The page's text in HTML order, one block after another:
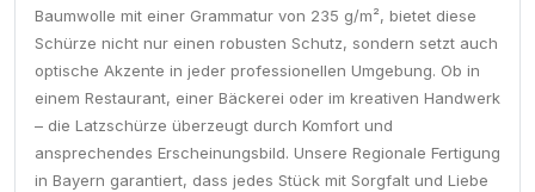
Baumwolle mit einer Grammatur von 235 g/m², bietet diese
Schürze nicht nur einen robusten Schutz, sondern setzt auch
optische Akzente in jeder professionellen Umgebung. Ob in
einem Restaurant, einer Bäckerei oder im kreativen Handwerk
– die Latzschürze überzeugt durch Komfort und
ansprechendes Erscheinungsbild. Unsere Regionale Fertigung
in Bayern garantiert, dass jedes Stück mit Sorgfalt und Liebe